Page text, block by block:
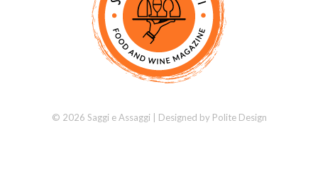
© 2026 Saggi e Assaggi | Designed by Polite Design